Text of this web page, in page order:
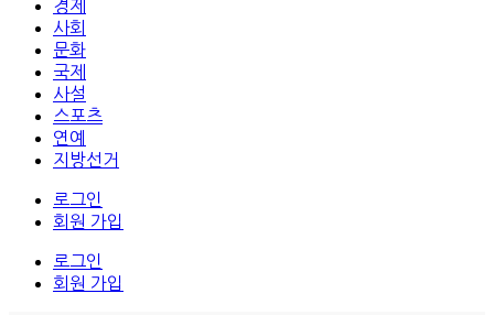
경제
사회
문화
국제
사설
스포츠
연예
지방선거
로그인
회원 가입
로그인
회원 가입